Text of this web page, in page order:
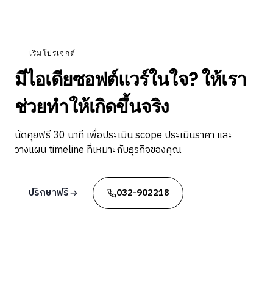
เริ่มโปรเจกต์
มีไอเดียซอฟต์แวร์ในใจ? ให้เรา
ช่วยทำให้เกิดขึ้นจริง
นัดคุยฟรี 30 นาที เพื่อประเมิน scope ประเมินราคา และ
วางแผน timeline ที่เหมาะกับธุรกิจของคุณ
ปรึกษาฟรี 032-902218